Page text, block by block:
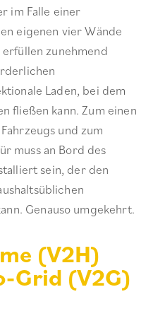
im Falle einer
eigenen vier Wände
zunehmend
Laden, bei dem
fließen kann. Zum einen
und zum
muss an Bord des
sein, der den
Genauso umgekehrt.
(V2H)
Grid (V2G)